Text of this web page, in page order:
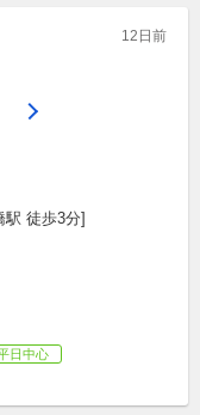
12日前
駅 徒歩3分]
日中心